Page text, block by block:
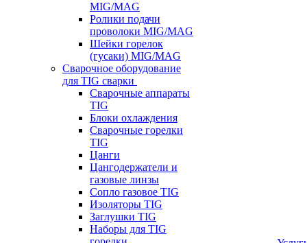
MIG/MAG
Ролики подачи
проволоки MIG/MAG
Шейки горелок
(гусаки) MIG/MAG
Сварочное оборудование
для TIG сварки
Сварочные аппараты
TIG
Блоки охлаждения
Сварочные горелки
TIG
Цанги
Цангодержатели и
газовые линзы
Сопло газовое TIG
Изоляторы TIG
Заглушки TIG
Наборы для TIG